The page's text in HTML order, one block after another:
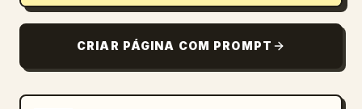
CRIAR PÁGINA COM PROMPT